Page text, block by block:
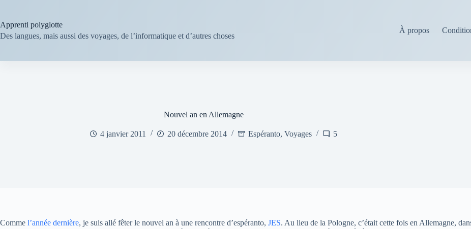
contenu
Apprenti polyglotte
Des langues, mais aussi des voyages, de l’informatique et d’autres choses
À propos
Nouvel an en Allemagne
4 janvier 2011 20 décembre 2014 Espéranto, Voyages 5
Comme l’année dernière, je suis allé fêter le nouvel an à une rencontre d’espéranto, JES. Au lieu de la Pologne, c’était cette fois en Allemagne,